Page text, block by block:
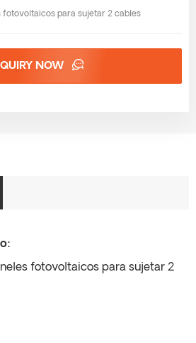
fotovoltaicos para sujetar 2 cables
NOW
fotovoltaicos para sujetar 2